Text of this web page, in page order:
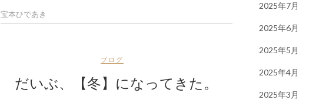
宝本ひであき
ブログ
だいぶ、【冬】になってきた。
2025年7月
2025年6月
2025年5月
2025年4月
2025年3月